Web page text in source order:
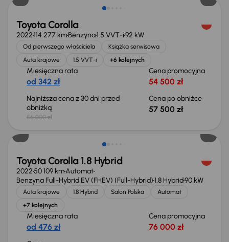
Toyota Corolla
2022114 277 kmBenzyna1.5 VVT-i92 kW
Od pierwszego właściciela
Książka serwisowa
Auta krajowe
1.5 VVT-i +6 kolejnych
Miesięczna rata
od 342 zł
Cena promocyjna
54 500 zł
Najniższa cena z 30 dni przed
obniżką
56 000 zł
Cena po obniżce
57 500 zł
Świeżo skupione
Toyota Corolla 1.8 Hybrid
202250 109 kmAutomat
Benzyna Full-Hybrid EV (FHEV) (Full-Hybrid)1.8 Hybrid90 kW
Auta krajowe 1.8 Hybrid Salon Polska
Automat
+7 kolejnych
Miesięczna rata
od 476 zł
Cena promocyjna
76 000 zł